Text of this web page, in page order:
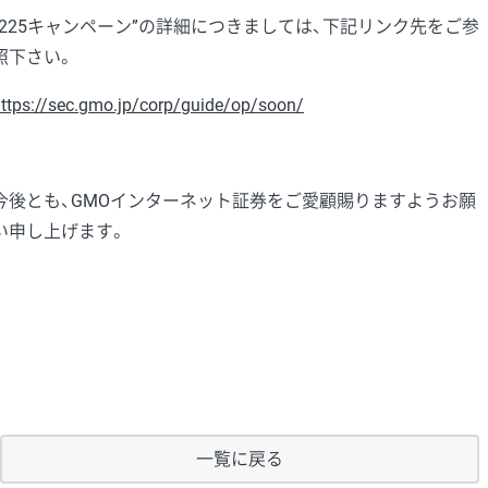
キャンペーン”の詳細につきましては、下記リンク先をご参
下さい。
sec.gmo.jp/corp/guide/op/soon/
後とも、GMOインターネット証券をご愛顧賜りますようお願
申し上げます。
一覧に戻る